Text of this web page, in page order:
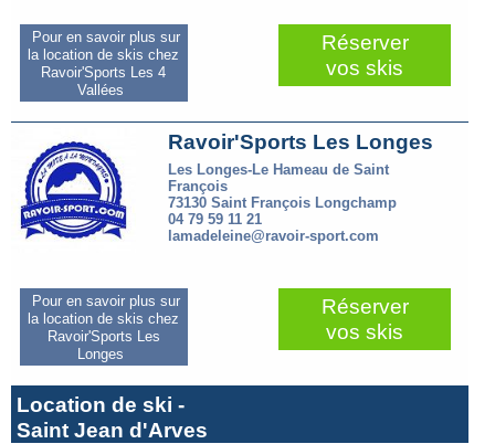
Pour en savoir plus sur
la location de skis chez
Ravoir'Sports Les 4
Vallées
Réserver
vos skis
Ravoir'Sports Les Longes
Les Longes-Le Hameau de Saint
François
73130 Saint François Longchamp
04 79 59 11 21
lamadeleine@ravoir-sport.com
Pour en savoir plus sur
la location de skis chez
Ravoir'Sports Les
Longes
Réserver
vos skis
Location de ski -
Saint Jean d'Arves